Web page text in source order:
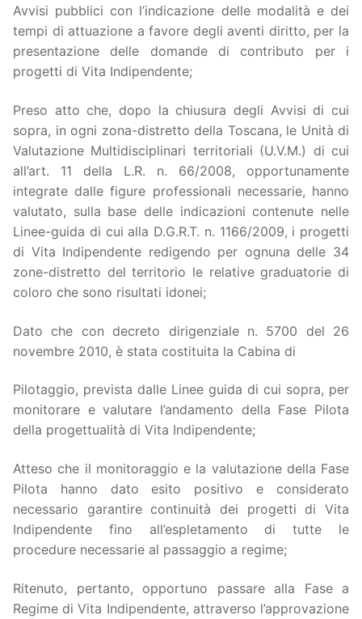
Avvisi pubblici con l’indicazione delle modalità e dei
tempi di attuazione a favore degli aventi diritto, per la
presentazione delle domande di contributo per i
progetti di Vita Indipendente;
Preso atto che, dopo la chiusura degli Avvisi di cui
sopra, in ogni zona-distretto della Toscana, le Unità di
Valutazione Multidisciplinari territoriali (U.V.M.) di cui
all’art. 11 della L.R. n. 66/2008, opportunamente
integrate dalle figure professionali necessarie, hanno
valutato, sulla base delle indicazioni contenute nelle
Linee-guida di cui alla D.G.R.T. n. 1166/2009, i progetti
di Vita Indipendente redigendo per ognuna delle 34
zone-distretto del territorio le relative graduatorie di
coloro che sono risultati idonei;
Dato che con decreto dirigenziale n. 5700 del 26
novembre 2010, è stata costituita la Cabina di
Pilotaggio, prevista dalle Linee guida di cui sopra, per
monitorare e valutare l’andamento della Fase Pilota
della progettualità di Vita Indipendente;
Atteso che il monitoraggio e la valutazione della Fase
Pilota hanno dato esito positivo e considerato
necessario garantire continuità dei progetti di Vita
Indipendente fino all’espletamento di tutte le
procedure necessarie al passaggio a regime;
Ritenuto, pertanto, opportuno passare alla Fase a
Regime di Vita Indipendente, attraverso l’approvazione